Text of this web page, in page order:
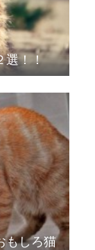
選！！
もしろ猫